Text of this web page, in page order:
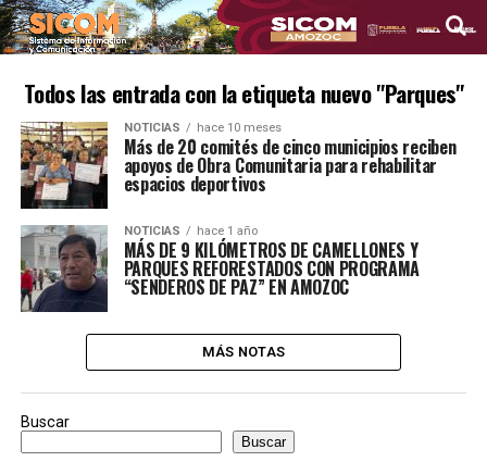
Todos las entrada con la etiqueta nuevo "Parques"
NOTICIAS hace 10 meses
Más de 20 comités de cinco municipios reciben
apoyos de Obra Comunitaria para rehabilitar
espacios deportivos
NOTICIAS hace 1 año
MÁS DE 9 KILÓMETROS DE CAMELLONES Y
PARQUES REFORESTADOS CON PROGRAMA
“SENDEROS DE PAZ” EN AMOZOC
MÁS NOTAS
Buscar
Buscar